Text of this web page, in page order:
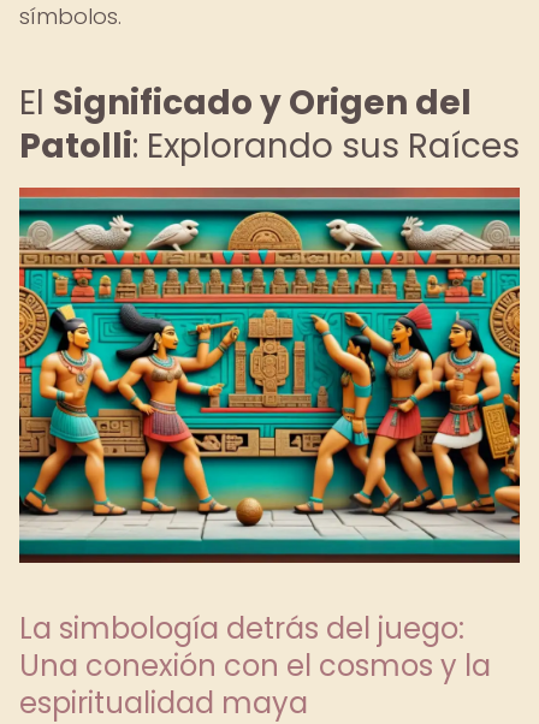
símbolos.
El Significado y Origen del
Patolli: Explorando sus Raíces
La simbología detrás del juego:
Una conexión con el cosmos y la
espiritualidad maya